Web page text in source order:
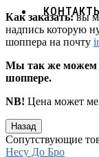
Как заказать:вы
надпись которую
шоппера на почту
Мы так же можем
шоппере.
NB! Цена может
Сопутствующие
Несу До Бро